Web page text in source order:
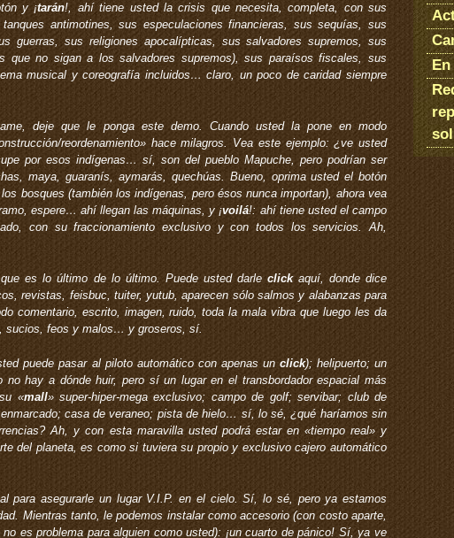
y ¡tarán!, ahí tiene usted la crisis que necesita, completa, con sus
antimotines, sus especulaciones financieras, sus sequías, sus
guerras, sus religiones apocalípticas, sus salvadores supremos, sus
que no sigan a los salvadores supremos), sus paraísos fiscales, sus
musical y coreografía incluidos… claro, un poco de caridad siempre
deje que le ponga este demo. Cuando usted la pone en modo
reordenamiento» hace milagros. Vea este ejemplo: ¿ve usted
por esos indígenas… sí, son del pueblo Mapuche, pero podrían ser
maya, guaranís, aymarás, quechúas. Bueno, oprima usted el botón
bosques (también los indígenas, pero ésos nunca importan), ahora vea
espere… ahí llegan las máquinas, y ¡voilá!: ahí tiene usted el campo
con su fraccionamiento exclusivo y con todos los servicios. Ah,
es lo último de lo último. Puede usted darle clickaquí, donde dice
revistas, feisbuc, tuiter, yutub, aparecen sólo salmos y alabanzas para
comentario, escrito, imagen, ruido, toda la mala vibra que luego les da
sucios, feos y malos… y groseros, sí.
puede pasar al piloto automático con apenas unclick); helipuerto; un
no hay a dónde huir, pero sí un lugar en el transbordador espacial más
«mall» super-hiper-mega exclusivo; campo de golf; servibar; club de
casa de veraneo; pista de hielo… sí, lo sé, ¿qué haríamos sin
Ah, y con esta maravilla usted podrá estar en «tiempo real» y
del planeta, es como si tuviera su propio y exclusivo cajero automático
para asegurarle un lugar V.I.P. en el cielo. Sí, lo sé, pero ya estamos
Mientras tanto, le podemos instalar como accesorio (con costo aparte,
es problema para alguien como usted): ¡un cuarto de pánico! Sí, ya ve